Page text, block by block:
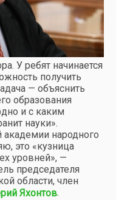
У ребят начинается
получить
— объяснить
образования
и с каким
науки».
академии народного
это «кузница
уровней», —
председателя
области, член
Яхонтов.